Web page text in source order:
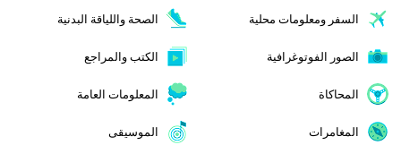
السفر ومعلومات محلية الصحة واللياقة البدنية
الصور الفوتوغرافية الكتب والمراجع
المحاكاة المعلومات العامة
المغامرات الموسيقى